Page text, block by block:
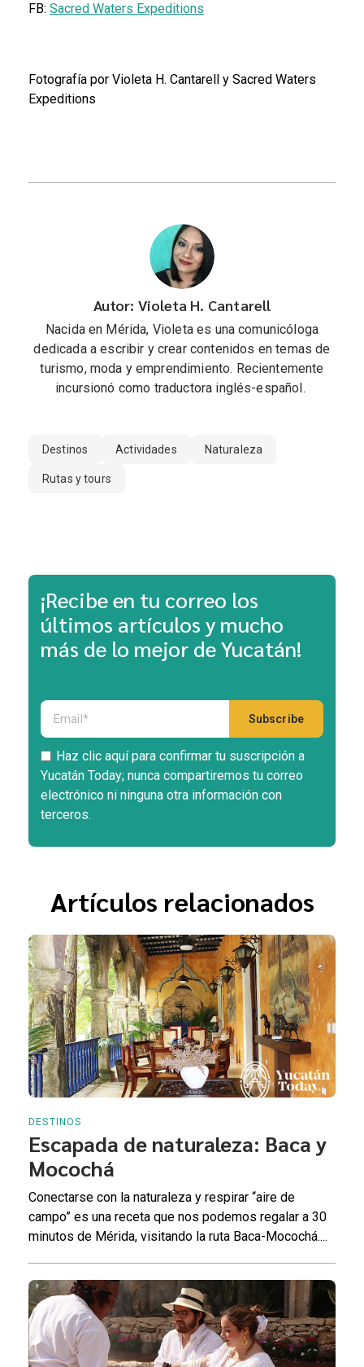
FB: Sacred Waters Expeditions
Fotografía por Violeta H. Cantarell y Sacred Waters
Expeditions
Autor: Violeta H. Cantarell
Nacida en Mérida, Violeta es una comunicóloga
dedicada a escribir y crear contenidos en temas de
turismo, moda y emprendimiento. Recientemente
incursionó como traductora inglés-español.
Destinos Actividades Naturaleza
Rutas y tours
¡Recibe en tu correo los
últimos artículos y mucho
más de lo mejor de Yucatán!
Haz clic aquí para confirmar tu suscripción a
Yucatán Today; nunca compartiremos tu correo
electrónico ni ninguna otra información con
terceros.
Artículos relacionados
DESTINOS
Escapada de naturaleza: Baca y
Mocochá
Conectarse con la naturaleza y respirar “aire de
campo” es una receta que nos podemos regalar a 30
minutos de Mérida, visitando la ruta Baca-Mocochá....